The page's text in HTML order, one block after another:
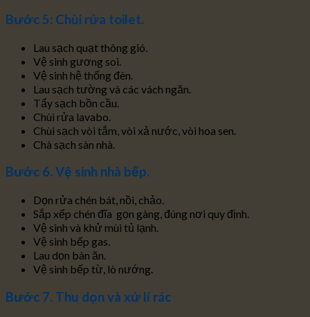
Bước 5: Chùi rửa toilet.
Lau sạch quạt thông gió.
Vệ sinh gương soi.
Vệ sinh hệ thống đèn.
Lau sạch tường và các vách ngăn.
Tẩy sạch bồn cầu.
Chùi rửa lavabo.
Chùi sạch vòi tắm, vòi xả nước, vòi hoa sen.
Chà sạch sàn nhà.
Bước 6. Vệ sinh nhà bếp.
Dọn rửa chén bát, nồi, chảo.
Sắp xếp chén đĩa gọn gàng, đúng nơi quy định.
Vệ sinh và khử mùi tủ lạnh.
Vệ sinh bếp gas.
Lau dọn bàn ăn.
Vệ sinh bếp từ, lò nướng.
Bước 7. Thu dọn và xử lí rác